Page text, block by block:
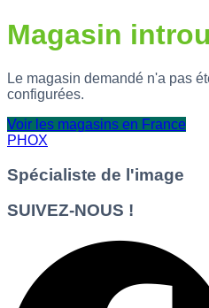
Magasin
Le magasin demandé n'a pas
configurées.
Voir les magasins en France
PHOX
Spécialiste de l'image
SUIVEZ-NOUS !